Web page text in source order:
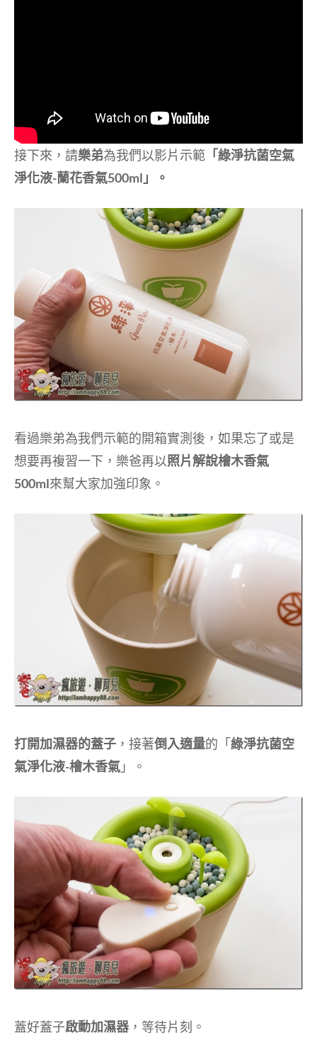
接下來，請樂弟為我們以影片示範 「綠淨抗菌空氣
淨化液-蘭花香氣500ml」。
看過樂弟為我們示範的開箱實測後，如果忘了或是
想要再複習一下，樂爸再以照片解說檜木香氣
500ml來幫大家加強印象。
打開加濕器的蓋子 ，接著倒入適量的「綠淨抗菌空
氣淨化液-檜木香氣 」。
蓋好蓋子啟動加濕器 ，等待片刻。